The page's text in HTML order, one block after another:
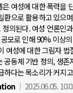
여성에 대한 폭력을
환으로 활용하고 있으
의된다. 여성 언론인
모로 인해 90% 이상
여성에 대한 그림자 법
공동체 기반 정의, 생존
하다는 목소리가 커지
2025.06.05.